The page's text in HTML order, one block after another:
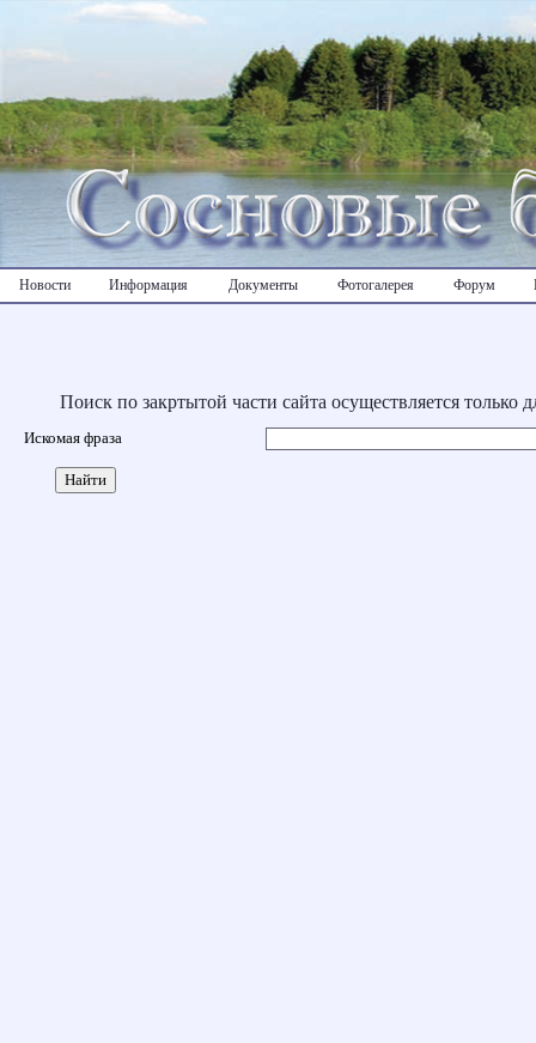
Новости Информация Документы Фотогалерея Форум
Поиск по закртытой части сайта осуществляется только
Искомая фраза